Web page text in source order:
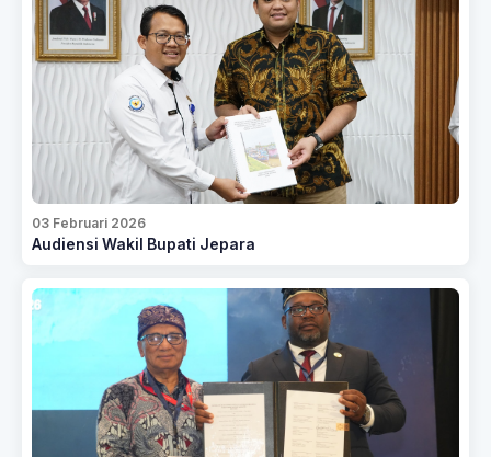
03 Februari 2026
Audiensi Wakil Bupati Jepara